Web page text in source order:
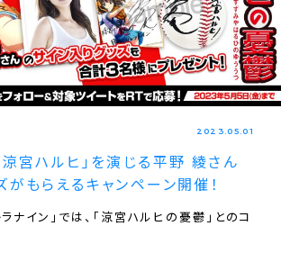
2023.05.01
涼宮ハルヒ｣を演じる平野 綾さん
がもらえるキャンペーン開催！
ナイン｣では、｢涼宮ハルヒの憂鬱｣とのコ